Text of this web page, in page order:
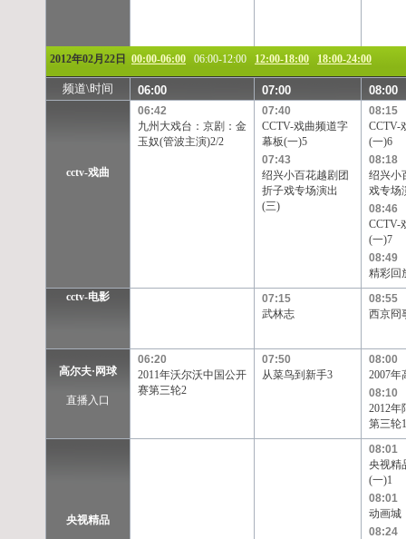
2012年02月22日 00:00-06:00 06:00-12:00 12:00-18:00 18:00-24:00
频道\时间 06:00 07:00 08:00
cctv-戏曲
06:42
九州大戏台：京剧：金
玉奴(管波主演)2/2
07:40
CCTV-戏曲频道字
幕板(一)5
07:43
绍兴小百花越剧团
折子戏专场演出
(三)
08:15
CCTV-
(一)6
08:18
绍兴小
戏专场
08:46
CCTV-
(一)7
08:49
精彩回
cctv-电影
07:15
武林志
08:55
西京冏
高尔夫·网球
直播入口
06:20
2011年沃尔沃中国公开
赛第三轮2
07:50
从菜鸟到新手3
08:00
2007年
08:10
2012年
第三轮1
央视精品
08:01
央视精
(一)1
08:01
动画城
08:24